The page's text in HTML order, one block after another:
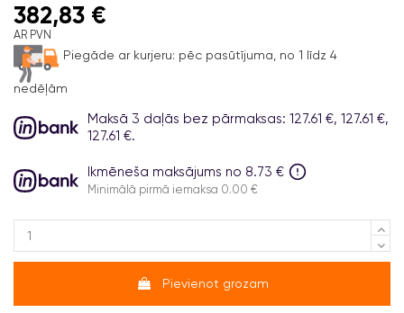
382,83 €
AR PVN
Piegāde ar kurjeru: pēc pasūtījuma, no 1 līdz 4
nedēļām
Maksā 3 daļās bez pārmaksas: 127.61 €, 127.61 €,
127.61 €.
Ikmēneša maksājums no 8.73 €
Minimālā pirmā iemaksa 0.00 €
Pievienot grozam